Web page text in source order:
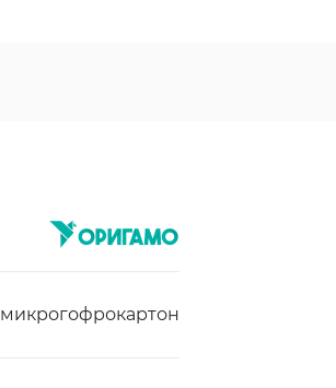
микрогофрокартон